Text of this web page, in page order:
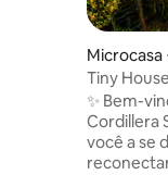
Microcasa
Tiny
+ nascer
✨ Bem-
Cordillera
você a se